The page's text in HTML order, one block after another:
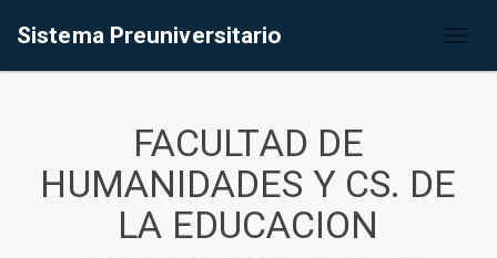
Sistema Preuniversitario
FACULTAD DE
HUMANIDADES Y CS. DE
LA EDUCACION